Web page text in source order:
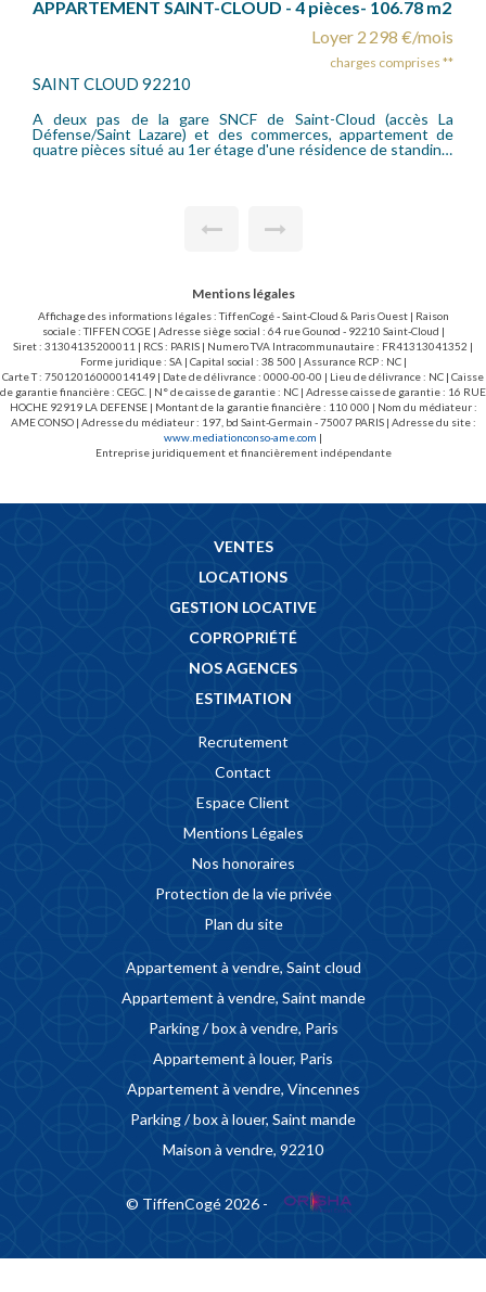
APPARTEMENT SAINT-CLOUD - 4 pièces- 106.78 m2
Loyer 2 298 €/mois
charges comprises **
SAINT CLOUD 92210
A deux pas de la gare SNCF de Saint-Cloud (accès La
Défense/Saint Lazare) et des commerces, appartement de
quatre pièces situé au 1er étage d'une résidence de standing.
bains avec wc et d"un wc séparé. Le chauffage est collectif !
Mentions légales
Affichage des informations légales : TiffenCogé - Saint-Cloud & Paris Ouest | Raison
sociale : TIFFEN COGE | Adresse siège social : 64 rue Gounod - 92210 Saint-Cloud |
Siret : 31304135200011 | RCS : PARIS | Numero TVA Intracommunautaire : FR41313041352 |
Forme juridique : SA | Capital social : 38 500 | Assurance RCP : NC |
Carte T : 75012016000014149 | Date de délivrance : 0000-00-00 | Lieu de délivrance : NC | Caisse
de garantie financière : CEGC. | N° de caisse de garantie : NC | Adresse caisse de garantie : 16 RUE
HOCHE 92919 LA DEFENSE | Montant de la garantie financière : 110 000 | Nom du médiateur :
AME CONSO | Adresse du médiateur : 197, bd Saint-Germain - 75007 PARIS | Adresse du site :
www.mediationconso-ame.com |
Entreprise juridiquement et financièrement indépendante
VENTES
LOCATIONS
GESTION LOCATIVE
COPROPRIÉTÉ
NOS AGENCES
ESTIMATION
Recrutement
Contact
Espace Client
Mentions Légales
Nos honoraires
Protection de la vie privée
Plan du site
Appartement à vendre, Saint cloud
Appartement à vendre, Saint mande
Parking / box à vendre, Paris
Appartement à louer, Paris
Appartement à vendre, Vincennes
Parking / box à louer, Saint mande
Maison à vendre, 92210
© TiffenCogé 2026 -